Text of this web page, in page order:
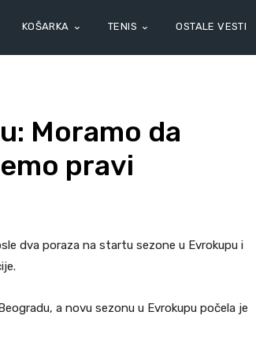
KOŠARKA TENIS OSTALE VESTI
Moramo da
pravi
dva poraza na startu sezone u Evrokupu i
a novu sezonu u Evrokupu počela je